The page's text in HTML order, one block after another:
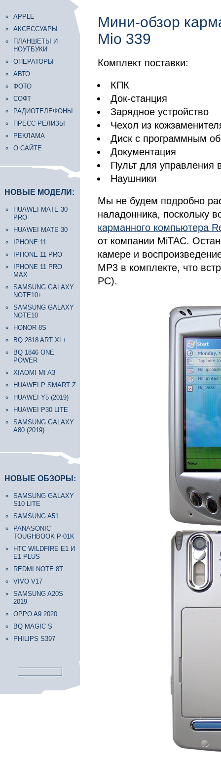
APPLE
АКСЕССУАРЫ
ПЛАНШЕТЫ И
НОУТБУКИ
ОПЕРАТОРЫ
АВТО
ФОТО
СОФТ
РАДИОТЕЛЕФОНЫ
ПРЕСС-РЕЛИЗЫ
РЕКЛАМА
О САЙТЕ
НОВЫЕ МОДЕЛИ:
HUAWEI MATE 30
PRO
HUAWEI MATE 30
IPHONE 11
IPHONE 11 PRO
IPHONE 11 PRO
MAX
SAMSUNG GALAXY
NOTE10+
SAMSUNG GALAXY
NOTE10
HONOR 8S
BQ 2818 ART XL+
BQ 1846 ONE
POWER
XIAOMI MI A3
HUAWEI P SMART Z
HUAWEI Y5 (2019)
HUAWEI P30 LITE
SAMSUNG GALAXY
A80 (2019)
НОВЫЕ ОБЗОРЫ:
SAMSUNG GALAXY
S10 LITE
SAMSUNG A51
PANASONIC
TOUGHBOOK P-01K
HTC WILDFIRE E1 И
E1 PLUS
REDMI NOTE 8T
VIVO V17
SAMSUNG A20S
2019
OPPO A9 2020
BQ MAGIC S
PHILIPS S397
Мини-обзор
Mio 339
Комплект поставки:
КПК
Док-станция
Зарядное устройство
Чехол из
Диск с программным
Документация
Пульт для управления
Наушники
Мы не будем подробно
наладонника, поскольку
карманного компьютера
от компании MiTAC.
камере и
MP3 в комплекте, что
PC).